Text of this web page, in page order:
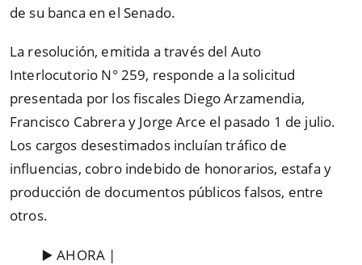
de su banca en el Senado.
La resolución, emitida a través del Auto
Interlocutorio N° 259, responde a la solicitud
presentada por los fiscales Diego Arzamendia,
Francisco Cabrera y Jorge Arce el pasado 1 de julio.
Los cargos desestimados incluían tráfico de
influencias, cobro indebido de honorarios, estafa y
producción de documentos públicos falsos, entre
otros.
▶️ AHORA |